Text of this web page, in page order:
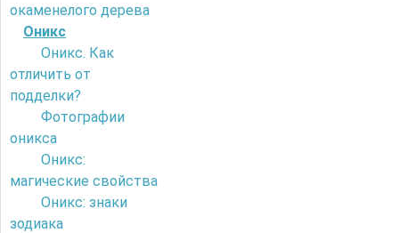
окаменелого дерева
Оникс
Оникс. Как
отличить от
подделки?
Фотографии
оникса
Оникс:
магические свойства
Оникс: знаки
зодиака